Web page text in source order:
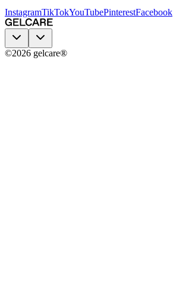
InstagramTikTokYouTubePinterestFacebook
©2026 gelcare®